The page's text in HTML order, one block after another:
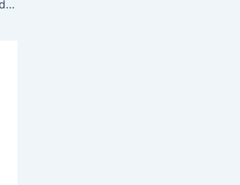
Quels sont les goodies les plus durables pour le quotidien en 2026 ?